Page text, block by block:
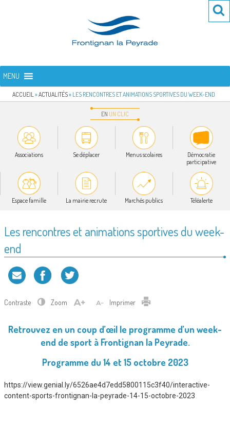
FRONTIGNAN LA PEYRADE
MENU
ACCUEIL »ACTUALITÉS» LES RENCONTRES ET ANIMATIONS SPORTIVES DU WEEK-END
EN UN CLIC
Associations Se déplacer Menus scolaires
Démocratie
participative
Espace famille La mairie recrute Marchés publics Téléalerte
Les rencontres et animations sportives du week-
end
Contraste Zoom Imprimer
Retrouvez en un coup d’œil le programme d’un week-
end de sport à Frontignan la Peyrade.
Programme du 14 et 15 octobre 2023
https://view.genial.ly/6526ae4d7edd5800115c3f40/interactive-
content-sports-frontignan-la-peyrade-14-15-octobre-2023